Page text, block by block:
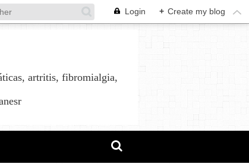
Login + Create my blog
artritis, fibromialgia,